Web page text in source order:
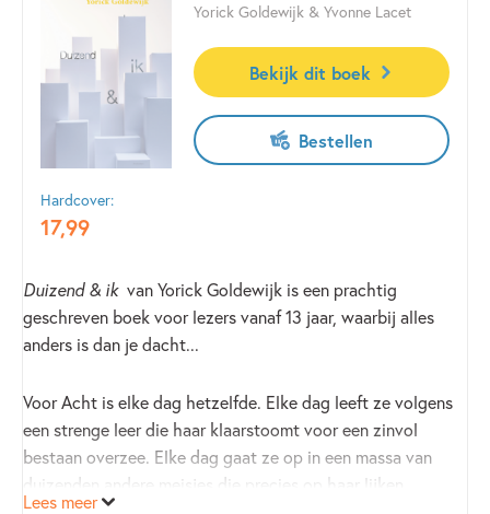
Hardcover:
17,99
Yorick Goldewijk & Yvonne Lacet
Bekijk dit boek
Bestellen
Duizend & ikvan Yorick Goldewijk is een prachtig
geschreven boek voor lezers vanaf 13 jaar, waarbij alles
anders is dan je dacht...
Voor Acht is elke dag hetzelfde. Elke dag leeft ze volgens
een strenge leer die haar klaarstoomt voor een zinvol
bestaan overzee. Elke dag gaat ze op in een massa van
duizenden andere meisjes die precies op haar lijken.
Lees meer